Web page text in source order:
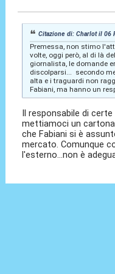
Citazione di: Charlot il 06
Premessa, non stimo
volte, oggi però, al di là
giornalista, le domande
discolparsi... secondo
alta e i traguardi non
Fabiani, ma hanno un
Il responsabile di
mettiamoci un
che Fabiani si è
mercato. Comunque
l'esterno...non è